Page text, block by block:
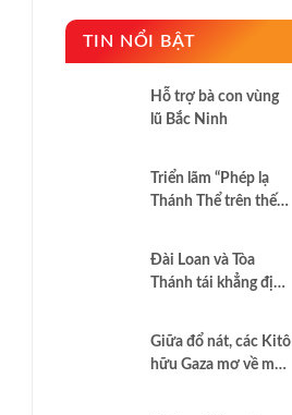
TIN NỔI BẬT
Hỗ trợ bà con vùng
lũ Bắc Ninh
Triển lãm “Phép lạ
Thánh Thể trên thế
Đài Loan và Tòa
Thánh tái khẳng định
hòa bình và dân chủ
Giữa đổ nát, các Kitô
hữu Gaza mơ về một